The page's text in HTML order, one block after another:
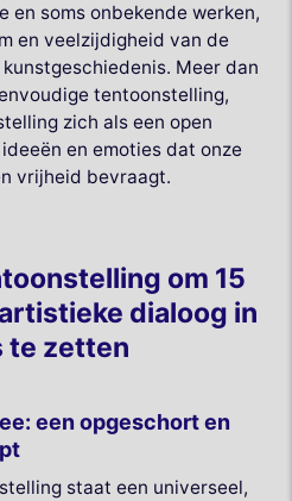
en soms onbekende werken,
en veelzijdigheid van de
Meer dan
tentoonstelling,
zich als een open
en emoties dat onze
vrijheid bevraagt.
om 15
dialoog in
te zetten
een opgeschort en
staat een universeel,